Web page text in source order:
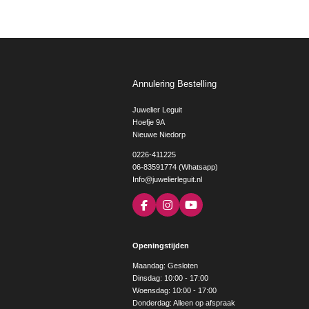
Annulering Bestelling
Juwelier Leguit
Hoefje 9A
Nieuwe Niedorp
0226-411225
06-83591774 (Whatsapp)
Info@juwelierleguit.nl
F
a
b
o
k
I
n
a
g
r
a
m
Y
o
e
Openingstijden
Maandag: Gesloten
Dinsdag: 10:00 - 17:00
Woensdag: 10:00 - 17:00
Donderdag: Alleen op afspraak